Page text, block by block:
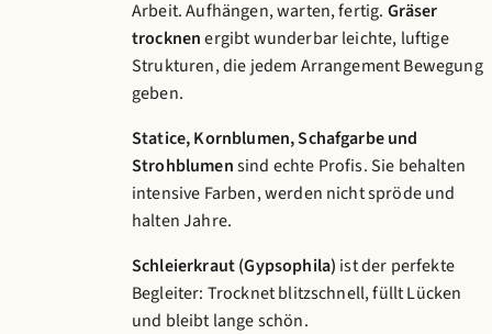
Arbeit. Aufhängen, warten, fertig. Gräser
trocknenergibt wunderbar leichte, luftige
Strukturen, die jedem Arrangement Bewegung
geben.
Statice, Kornblumen, Schafgarbe und
Strohblumensind echte Profis. Sie behalten
intensive Farben, werden nicht spröde und
halten Jahre.
Schleierkraut (Gypsophila) ist der perfekte
Begleiter: Trocknet blitzschnell, füllt Lücken
und bleibt lange schön.